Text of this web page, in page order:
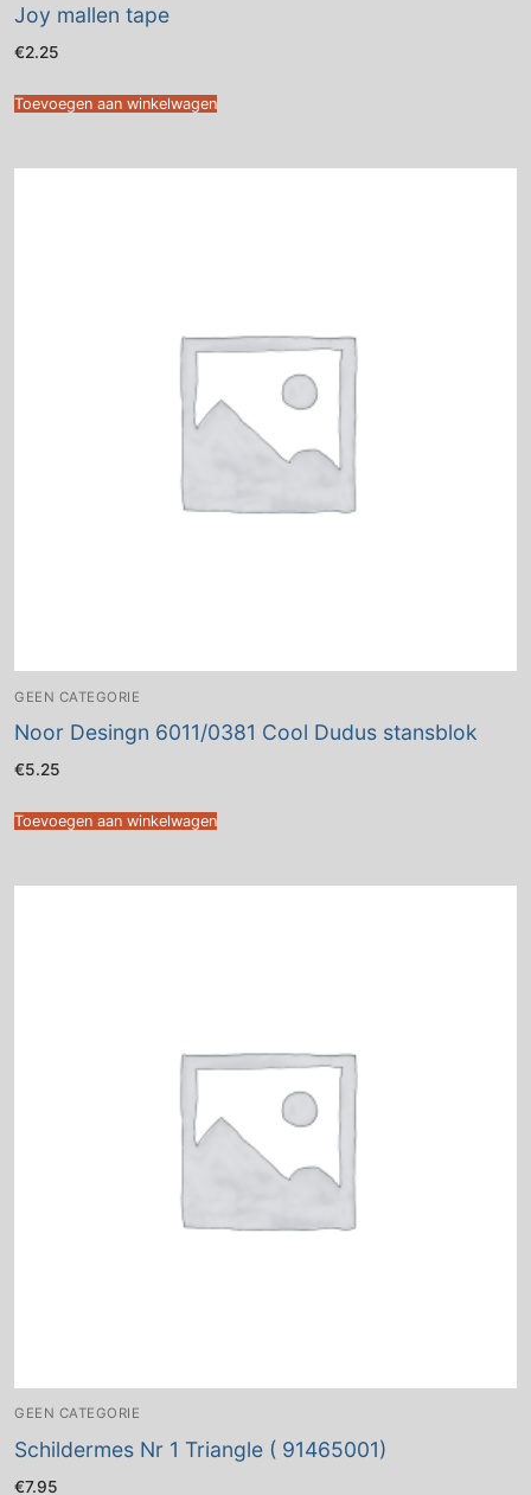
Joy mallen tape
€2.25
Toevoegen aan winkelwagen
GEEN CATEGORIE
Noor Desingn 6011/0381 Cool Dudus stansblok
€5.25
Toevoegen aan winkelwagen
GEEN CATEGORIE
Schildermes Nr 1 Triangle ( 91465001)
€7.95